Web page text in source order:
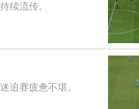
续流传。
赛疲惫不堪。